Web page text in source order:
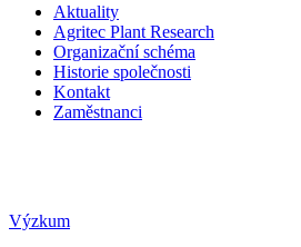
Aktuality
Agritec Plant Research
Organizační schéma
Historie společnosti
Kontakt
Zaměstnanci
Výzkum